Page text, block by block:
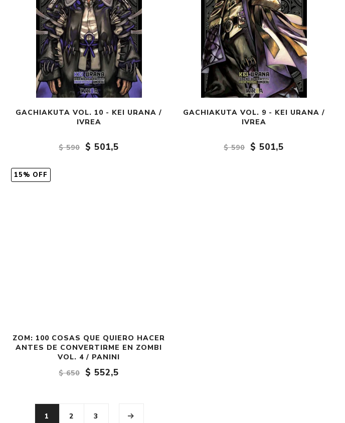
GACHIAKUTA VOL. 10 - KEI URANA /
IVREA
$ 590 $ 501,5
GACHIAKUTA VOL. 9 - KEI URANA /
IVREA
$ 590 $ 501,5
15% OFF
ZOM: 100 COSAS QUE QUIERO HACER
ANTES DE CONVERTIRME EN ZOMBI
VOL. 4 / PANINI
$ 650
$ 552,5
1 2 3